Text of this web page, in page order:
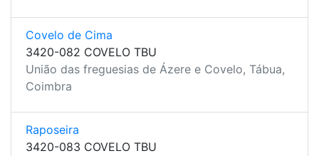
Covelo de Cima
3420-082 COVELO TBU
União das freguesias de Ázere e Covelo, Tábua,
Coimbra
Raposeira
3420-083 COVELO TBU